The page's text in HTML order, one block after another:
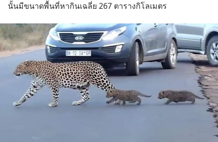
นั้นมีขนาดพื้นที่หากินเฉลี่ย 267 ตารางกิโลเมตร